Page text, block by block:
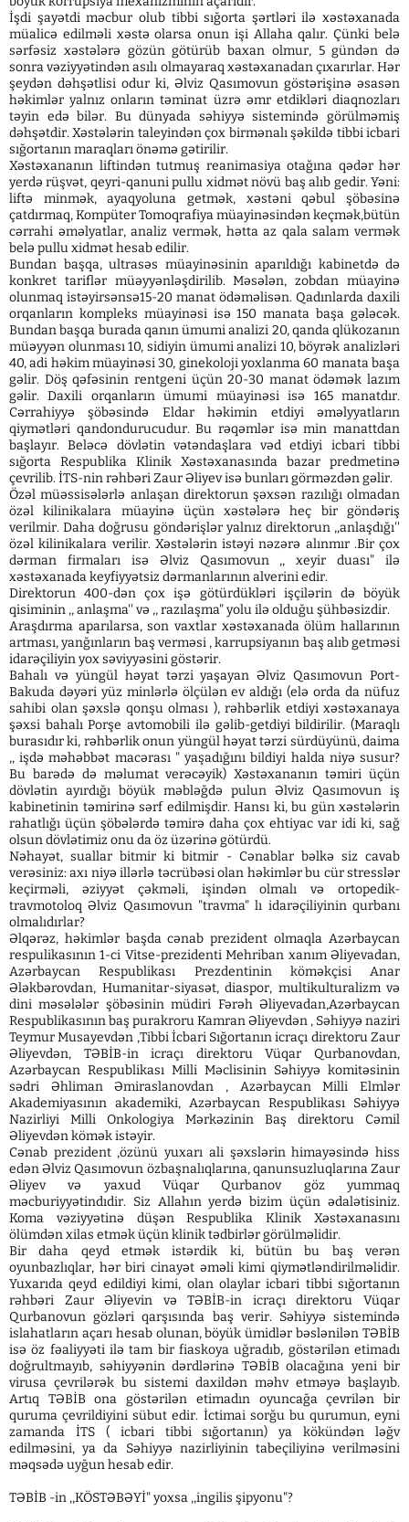
İşdi şayətdi məcbur olub tibbi sığorta şərtləri ilə xəstəxanada
müalicə edilməli xəstə olarsa onun işi Allaha qalır. Çünki belə
sərfəsiz xəstələrə gözün götürüb baxan olmur, 5 gündən də
sonra vəziyyətindən asılı olmayaraq xəstəxanadan çıxarırlar. Hər
şeydən dəhşətlisi odur ki, Əlviz Qasımovun göstərişinə əsasən
həkimlər yalnız onların təminat üzrə əmr etdikləri diaqnozları
təyin edə bilər. Bu dünyada səhiyyə sistemində görülməmiş
dəhşətdir. Xəstələrin taleyindən çox birmənalı şəkildə tibbi icbari
sığortanın maraqları önəmə gətirilir.
Xəstəxananın liftindən tutmuş reanimasiya otağına qədər hər
yerdə rüşvət, qeyri-qanuni pullu xidmət növü baş alıb gedir. Yəni:
liftə minmək, ayaqyoluna getmək, xəstəni qəbul şöbəsinə
çatdırmaq, Kompüter Tomoqrafiya müayinəsindən keçmək,bütün
cərrahi əməlyatlar, analiz vermək, hətta az qala salam vermək
belə pullu xidmət hesab edilir.
Bundan başqa, ultrasəs müayinəsinin aparıldığı kabinetdə də
konkret tariflər müəyyənləşdirilib. Məsələn, zobdan müayinə
olunmaq istəyirsənsə15-20 manat ödəməlisən. Qadınlarda daxili
orqanların kompleks müayinəsi isə 150 manata başa gələcək.
Bundan başqa burada qanın ümumi analizi 20, qanda qlükozanın
müəyyən olunması 10, sidiyin ümumi analizi 10, böyrək analizləri
40, adi həkim müayinəsi 30, ginekoloji yoxlanma 60 manata başa
gəlir. Döş qəfəsinin rentgeni üçün 20-30 manat ödəmək lazım
gəlir. Daxili orqanların ümumi müayinəsi isə 165 manatdır.
Cərrahiyyə şöbəsində Eldar həkimin etdiyi əməlyyatların
qiymətləri qandondurucudur. Bu rəqəmlər isə min manattdan
başlayır. Beləcə dövlətin vətəndaşlara vəd etdiyi icbari tibbi
sığorta Respublika Klinik Xəstəxanasında bazar predmetinə
çevrilib. İTS-nin rəhbəri Zaur Əliyev isə bunları görməzdən gəlir.
Özəl müəssisələrlə anlaşan direktorun şəxsən razılığı olmadan
özəl kilinikalara müayinə üçün xəstələrə heç bir göndəriş
verilmir. Daha doğrusu göndərişlər yalnız direktorun ,,anlaşdığı''
özəl kilinikalara verilir. Xəstələrin istəyi nəzərə alınmır .Bir çox
dərman firmaları isə Əlviz Qasımovun ,, xeyir duası" ilə
xəstəxanada keyfiyyətsiz dərmanlarının alverini edir.
Direktorun 400-dən çox işə götürdükləri işçilərin də böyük
qisiminin ,, anlaşma'' və ,, razılaşma" yolu ilə olduğu şühbəsizdir.
Araşdırma aparılarsa, son vaxtlar xəstəxanada ölüm hallarının
artması, yanğınların baş verməsi , karrupsiyanın baş alıb getməsi
idarəçiliyin yox səviyyəsini göstərir.
Bahalı və yüngül həyat tərzi yaşayan Əlviz Qasımovun Port-
Bakuda dəyəri yüz minlərlə ölçülən ev aldığı (elə orda da nüfuz
sahibi olan şəxslə qonşu olması ), rəhbərlik etdiyi xəstəxanaya
şəxsi bahalı Porşe avtomobili ilə gəlib-getdiyi bildirilir. (Maraqlı
burasıdır ki, rəhbərlik onun yüngül həyat tərzi sürdüyünü, daima
,, işdə məhəbbət macərası " yaşadığını bildiyi halda niyə susur?
Bu barədə də məlumat verəcəyik) Xəstəxananın təmiri üçün
dövlətin ayırdığı böyük məbləğdə pulun Əlviz Qasımovun iş
kabinetinin təmirinə sərf edilmişdir. Hansı ki, bu gün xəstələrin
rahatlığı üçün şöbələrdə təmirə daha çox ehtiyac var idi ki, sağ
olsun dövlətimiz onu da öz üzərinə götürdü.
Nəhayət, suallar bitmir ki bitmir - Cənablar bəlkə siz cavab
verəsiniz: axı niyə illərlə təcrübəsi olan həkimlər bu cür stresslər
keçirməli, əziyyət çəkməli, işindən olmalı və ortopedik-
travmotoloq Əlviz Qasımovun "travma" lı idarəçiliyinin qurbanı
olmalıdırlar?
Əlqərəz, həkimlər başda cənab prezident olmaqla Azərbaycan
respulikasının 1-ci Vitse-prezidenti Mehriban xanım Əliyevadan,
Azərbaycan Respublikası Prezdentinin köməkçisi Anar
Ələkbərovdan, Humanitar-siyasət, diaspor, multikulturalizm və
dini məsələlər şöbəsinin müdiri Fərəh Əliyevadan,Azərbaycan
Respublikasının baş purakroru Kamran Əliyevdən , Səhiyyə naziri
Teymur Musayevdən ,Tibbi İcbari Sığortanın icraçı direktoru Zaur
Əliyevdən, TƏBİB-in icraçı direktoru Vüqar Qurbanovdan,
Azərbaycan Respublikası Milli Məclisinin Səhiyyə komitəsinin
sədri Əhliman Əmiraslanovdan , Azərbaycan Milli Elmlər
Akademiyasının akademiki, Azərbaycan Respublikası Səhiyyə
Nazirliyi Milli Onkologiya Mərkəzinin Baş direktoru Cəmil
Əliyevdən kömək istəyir.
Cənab prezident ,özünü yuxarı ali şəxslərin himayəsində hiss
edən Əlviz Qasımovun özbaşnalıqlarına, qanunsuzluqlarına Zaur
Əliyev və yaxud Vüqar Qurbanov göz yummaq
məcburiyyətindıdir. Siz Allahın yerdə bizim üçün ədalətisiniz.
Koma vəziyyətinə düşən Respublika Klinik Xəstəxanasını
ölümdən xilas etmək üçün klinik tədbirlər görülməlidir.
Bir daha qeyd etmək istərdik ki, bütün bu baş verən
oyunbazlıqlar, hər biri cinayət əməli kimi qiymətləndirilməlidir.
Yuxarıda qeyd edildiyi kimi, olan olaylar icbari tibbi sığortanın
rəhbəri Zaur Əliyevin və TƏBİB-in icraçı direktoru Vüqar
Qurbanovun gözləri qarşısında baş verir. Səhiyyə sistemində
islahatların açarı hesab olunan, böyük ümidlər bəslənilən TƏBİB
isə öz fəaliyyəti ilə tam bir fiaskoya uğradıb, göstərilən etimadı
doğrultmayıb, səhiyyənin dərdlərinə TƏBİB olacağına yeni bir
virusa çevrilərək bu sistemi daxildən məhv etməyə başlayıb.
Artıq TƏBİB ona göstərilən etimadın oyuncağa çevrilən bir
quruma çevrildiyini sübut edir. İctimai sorğu bu qurumun, eyni
zamanda İTS ( icbari tibbi sığortanın) ya kökündən ləğv
edilməsini, ya da Səhiyyə nazirliyinin tabeçiliyinə verilməsini
məqsədə uyğun hesab edir.
TƏBİB -in ,,KÖSTƏBƏYİ" yoxsa ,,ingilis şipyonu"?